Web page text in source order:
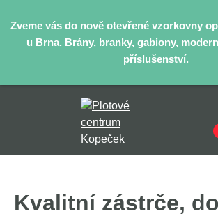
Zveme vás do nově otevřené vzorkovny
u Brna. Brány, branky, gabiony,
příslušenství.
Kvalitní zástrče,